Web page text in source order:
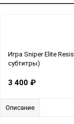
Игра Sniper Elite
субтитры)
3 400 ₽
Описание